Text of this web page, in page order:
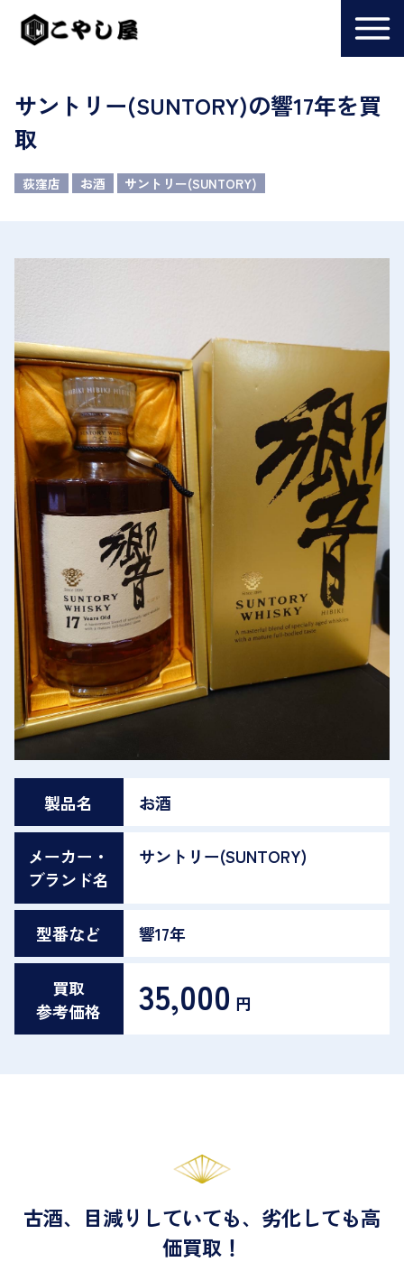
サントリー(SUNTORY)の響17年を買
取
荻窪店 お酒 サントリー(SUNTORY)
製品名 お酒
メーカー・
ブランド名
サントリー(SUNTORY)
型番など 響17年
買取
参考価格
35,000 円
古酒、目減りしていても、劣化しても高
価買取！